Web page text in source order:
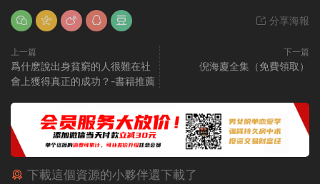
分享海報
上一篇
爲什麽說出身貧窮的人很難在社
會上獲得真正的成功？-書籍推薦
下一篇
倪海廈全集（免費領取）
下載這個資源的小夥伴還下載了